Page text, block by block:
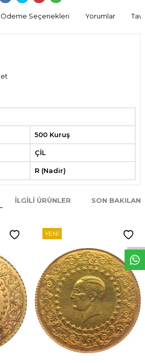
W
h
t
s
p
p
D
e
s
e
H
a
t
t
Ödeme Seçenekleri Yorumlar
500 Kuruş
ÇİL
R (Nadir)
İLGILI ÜRÜNLER SON
YENI